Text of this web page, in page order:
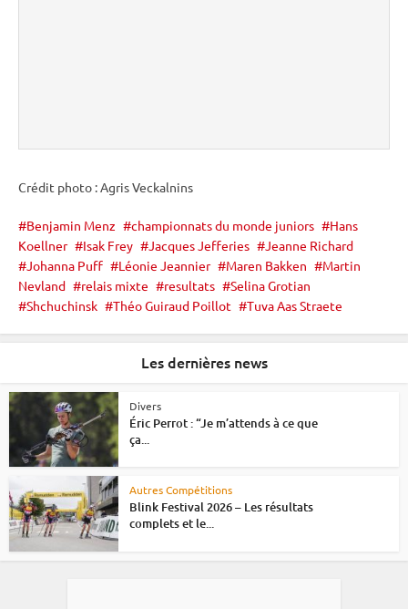
Crédit photo : Agris Veckalnins
Benjamin Menz championnats du monde juniors
Hans
Koellner
Isak Frey Jacques Jefferies
Jeanne Richard
Johanna Puff
Léonie Jeannier Maren Bakken
Martin
Nevland
relais mixte resultats
Selina Grotian
Shchuchinsk
Théo Guiraud Poillot Tuva Aas Straete
Les dernières news
Divers
Éric Perrot : “Je m’attends à ce que
ça...
Autres Compétitions
Blink Festival 2026 – Les résultats
complets et le...